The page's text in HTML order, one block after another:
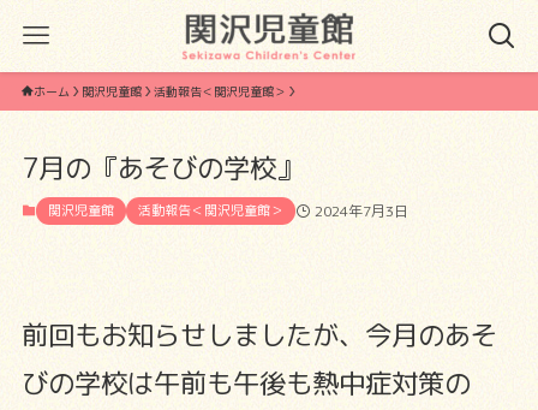
ホーム 関沢児童館 活動報告＜関沢児童館＞
7月の『あそびの学校』
関沢児童館 活動報告＜関沢児童館＞ 2024年7月3日
前回もお知らせしましたが、今月のあそ
びの学校は午前も午後も熱中症対策の